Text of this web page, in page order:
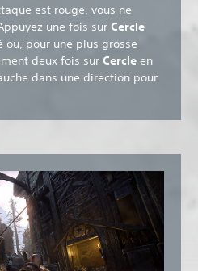
est rouge, vous ne
une fois sur Cercle
ou, pour une plus grosse
deux fois sur Cercle en
dans une direction pour